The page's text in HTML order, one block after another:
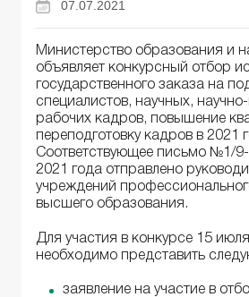
07.07.2021
Министерство образования и
объявляет конкурсный отбор
государственного заказа на
специалистов, научных,
рабочих кадров, повышение
переподготовку кадров в 2021
Соответствующее письмо №1/
2021 года отправлено
учреждений
высшего образования.
Для участия в конкурсе 15
необходимо представить
заявление на участие в